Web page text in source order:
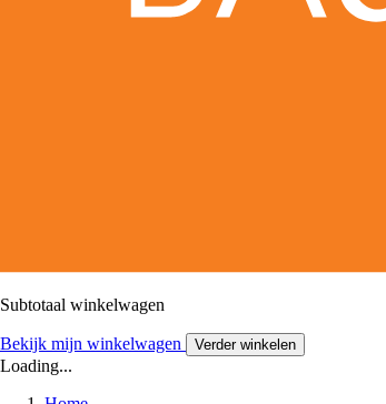
Subtotaal winkelwagen
Bekijk mijn winkelwagen Verder winkelen
Loading...